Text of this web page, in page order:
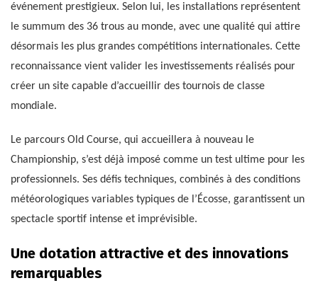
événement prestigieux. Selon lui, les installations représentent
le summum des 36 trous au monde, avec une qualité qui attire
désormais les plus grandes compétitions internationales. Cette
reconnaissance vient valider les investissements réalisés pour
créer un site capable d’accueillir des tournois de classe
mondiale.
Le parcours Old Course, qui accueillera à nouveau le
Championship, s’est déjà imposé comme un test ultime pour les
professionnels. Ses défis techniques, combinés à des conditions
météorologiques variables typiques de l’Écosse, garantissent un
spectacle sportif intense et imprévisible.
Une dotation attractive et des innovations
remarquables